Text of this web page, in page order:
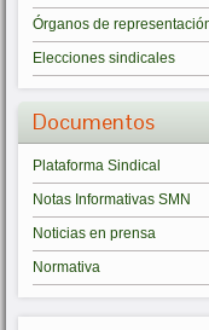
Órganos de
Elecciones sindicales
Documentos
Plataforma Sindical
Notas Informativas SMN
Noticias en prensa
Normativa